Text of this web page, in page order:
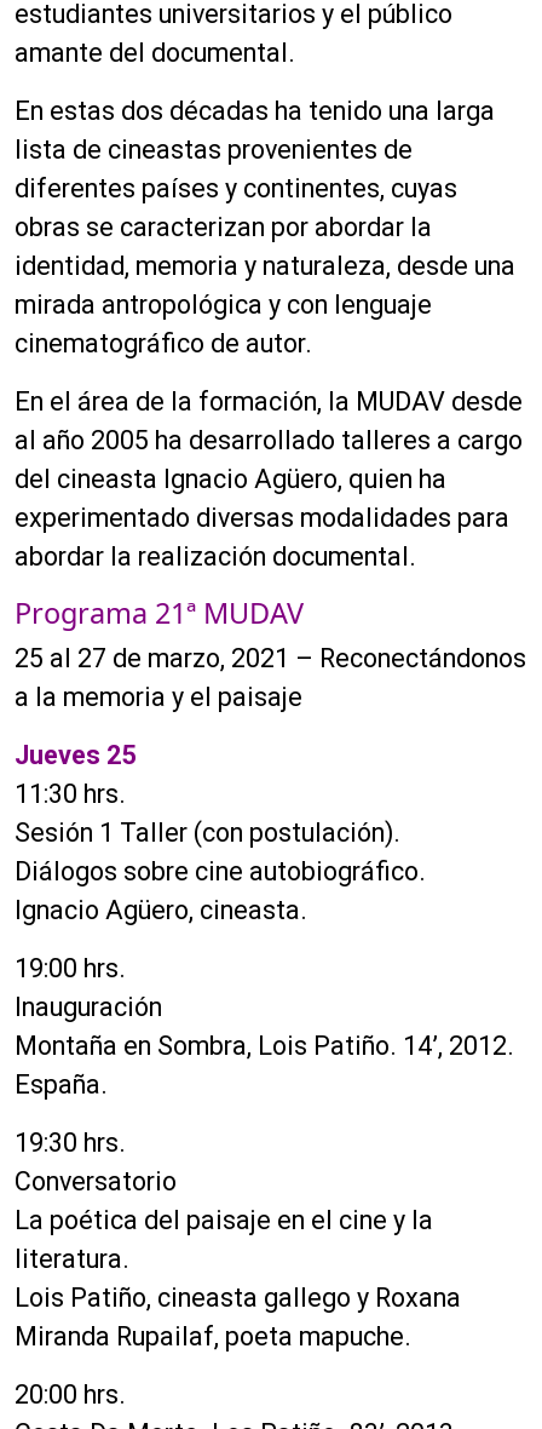
estudiantes universitarios y el público
amante del documental.
En estas dos décadas ha tenido una larga
lista de cineastas provenientes de
diferentes países y continentes, cuyas
obras se caracterizan por abordar la
identidad, memoria y naturaleza, desde una
mirada antropológica y con lenguaje
cinematográfico de autor.
En el área de la formación, la MUDAV desde
al año 2005 ha desarrollado talleres a cargo
del cineasta Ignacio Agüero, quien ha
experimentado diversas modalidades para
abordar la realización documental.
Programa 21ª MUDAV
25 al 27 de marzo, 2021 – Reconectándonos
a la memoria y el paisaje
Jueves 25
11:30 hrs.
Sesión 1 Taller (con postulación).
Diálogos sobre cine autobiográfico.
Ignacio Agüero, cineasta.
19:00 hrs.
Inauguración
Montaña en Sombra, Lois Patiño. 14’, 2012.
España.
19:30 hrs.
Conversatorio
La poética del paisaje en el cine y la
literatura.
Lois Patiño, cineasta gallego y Roxana
Miranda Rupailaf, poeta mapuche.
20:00 hrs.